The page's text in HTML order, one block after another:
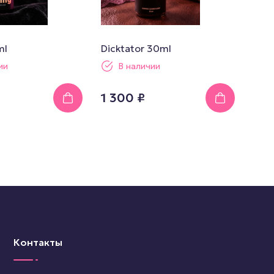
Dicktator 30ml
В наличии
1 300 ₽
Контакты